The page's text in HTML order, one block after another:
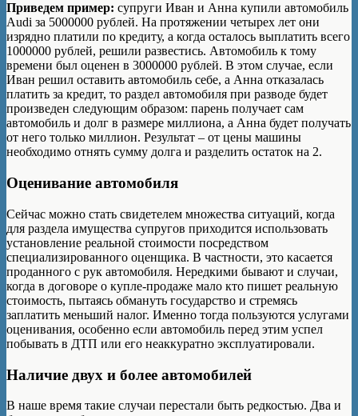
Приведем пример: супруги Иван и Анна купили автомобиль
Audi за 5000000 рублей. На протяжении четырех лет они
изрядно платили по кредиту, а когда осталось выплатить всего
1000000 рублей, решили развестись. Автомобиль к тому
времени был оценен в 3000000 рублей. В этом случае, если
Иван решил оставить автомобиль себе, а Анна отказалась
платить за кредит, то раздел автомобиля при разводе будет
произведен следующим образом: парень получает сам
автомобиль и долг в размере миллиона, а Анна будет получать
от него только миллион. Результат – от цены машины
необходимо отнять сумму долга и разделить остаток на 2.
Оценивание автомобиля
Сейчас можно стать свидетелем множества ситуаций, когда
для раздела имущества супругов приходится использовать
установление реальной стоимости посредством
специализированного оценщика. В частности, это касается
проданного с рук автомобиля. Нередкими бывают и случаи,
когда в договоре о купле-продаже мало кто пишет реальную
стоимость, пытаясь обмануть государство и стремясь
заплатить меньший налог. Именно тогда пользуются услугами
оценивания, особенно если автомобиль перед этим успел
побывать в ДТП или его неаккуратно эксплуатировали.
Наличие двух и более автомобилей
В наше время такие случаи перестали быть редкостью. Два и